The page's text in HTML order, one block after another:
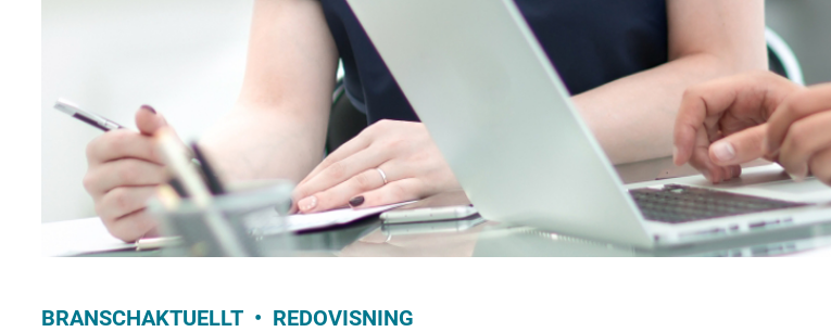
BRANSCHAKTUELLT REDOVISNING